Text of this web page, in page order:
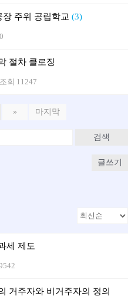
주위 공립학교 (3)
절차 클로징
조회 11247
» 마지막
검색
글쓰기
세 제도
거주자와 비거주자의 정의